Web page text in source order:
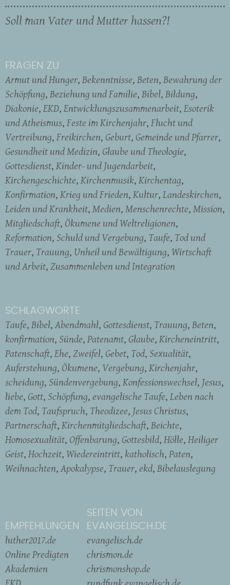
Soll man Vater und Mutter hassen?!
FRAGEN ZU
Armut und Hunger Bekenntnisse Beten Bewahrung der
Schöpfung Beziehung und Familie Bibel Bildung
Diakonie EKD Entwicklungszusammenarbeit Esoterik
und Atheismus Feste im Kirchenjahr Flucht und
Vertreibung Freikirchen Geburt Gemeinde und Pfarrer
Gesundheit und Medizin Glaube und Theologie
Gottesdienst Kinder- und Jugendarbeit
Kirchengeschichte Kirchenmusik Kirchentag
Konfirmation Krieg und Frieden Kultur Landeskirchen
Leiden und Krankheit Medien Menschenrechte Mission
Mitgliedschaft Ökumene und Weltreligionen
Reformation Schuld und Vergebung Taufe Tod und
Trauer Trauung Unheil und Bewältigung Wirtschaft
und Arbeit Zusammenleben und Integration
SCHLAGWORTE
Taufe Bibel Abendmahl Gottesdienst Trauung Beten
konfirmation Sünde Patenamt Glaube Kircheneintritt
Patenschaft Ehe Zweifel Gebet Tod Sexualität
Auferstehung Ökumene Vergebung Kirchenjahr
scheidung Sündenvergebung Konfessionswechsel Jesus
liebe Gott Schöpfung evangelische Taufe Leben nach
dem Tod Taufspruch Theodizee Jesus Christus
Partnerschaft Kirchenmitgliedschaft Beichte
Homosexualität Offenbarung Gottesbild Hölle Heiliger
Geist Hochzeit Wiedereintritt katholisch Paten
Weihnachten Apokalypse Trauer ekd Bibelauslegung
EMPFEHLUNGEN
luther2017.de
Online Predigten
Akademien
SEITEN VON
EVANGELISCH.DE
evangelisch.de
chrismon.de
chrismonshop.de